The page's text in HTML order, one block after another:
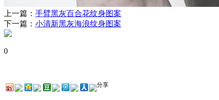
上一篇： 手臂黑灰百合花纹身图案
下一篇： 小清新黑灰海浪纹身图案
0
分享